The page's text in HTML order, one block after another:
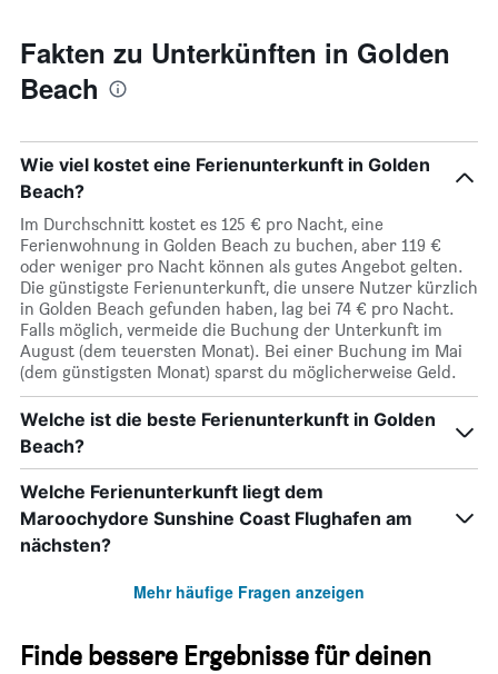
Fakten zu Unterkünften in Golden
Beach
Wie viel kostet eine Ferienunterkunft in Golden
Beach?
Im Durchschnitt kostet es 125 € pro Nacht, eine
Ferienwohnung in Golden Beach zu buchen, aber 119 €
oder weniger pro Nacht können als gutes Angebot gelten.
Die günstigste Ferienunterkunft, die unsere Nutzer kürzlich
in Golden Beach gefunden haben, lag bei 74 € pro Nacht.
Falls möglich, vermeide die Buchung der Unterkunft im
August (dem teuersten Monat). Bei einer Buchung im Mai
(dem günstigsten Monat) sparst du möglicherweise Geld.
Welche ist die beste Ferienunterkunft in Golden
Beach?
Welche Ferienunterkunft liegt dem
Maroochydore Sunshine Coast Flughafen am
nächsten?
Mehr häufige Fragen anzeigen
Finde bessere Ergebnisse für deinen